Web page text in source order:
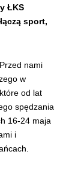
ŁKS
sport,
nami
w
od lat
spędzania
16-24 maja
i